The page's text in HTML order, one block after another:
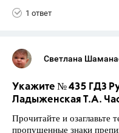
1 ответ
Светлана
Укажите № 435 ГДЗ
Ладыженская Т.А.
Прочитайте и озаглавьте
пропущенные знаки